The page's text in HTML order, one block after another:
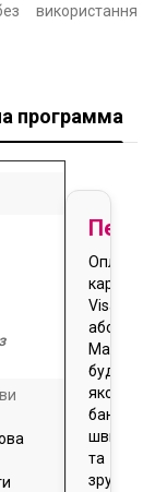
використання
программа
Оплата
карткою
Visa
або
будь-
якого
банку
швидко
та
зручно